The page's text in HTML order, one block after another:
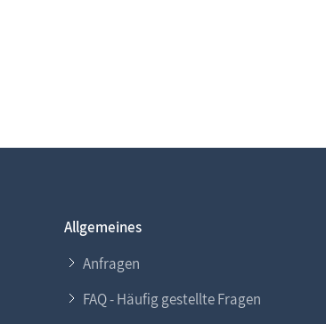
Allgemeines
Anfragen
FAQ - Häufig gestellte Fragen